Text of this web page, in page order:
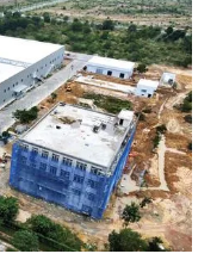
quảng cáo
404
soạn Chính sách bảo